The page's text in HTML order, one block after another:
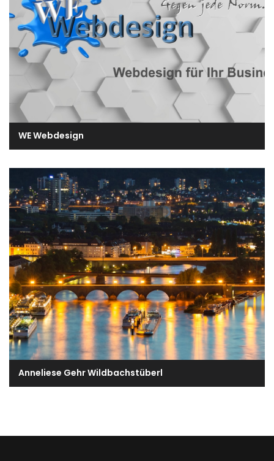
WE Webdesign
Anneliese Gehr Wildbachstüberl